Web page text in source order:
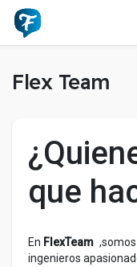
Flex Team
que
En FlexTeam
ingenieros